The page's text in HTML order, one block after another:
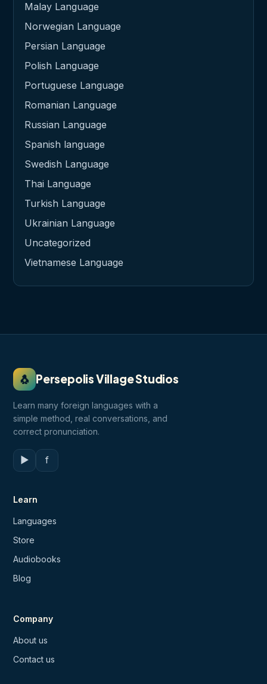
Malay Language
Norwegian Language
Persian Language
Polish Language
Portuguese Language
Romanian Language
Russian Language
Spanish language
Swedish Language
Thai Language
Turkish Language
Ukrainian Language
Uncategorized
Vietnamese Language
🐧 Persepolis Village Studios
Learn many foreign languages with a
simple method, real conversations, and
correct pronunciation.
▶ f
Learn
Languages
Store
Audiobooks
Blog
Company
About us
Contact us